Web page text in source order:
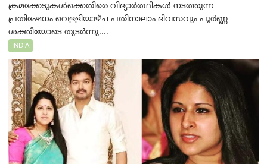
ക്രമക്കേടുകൾക്കെതിരെ വിദ്യാർത്ഥികൾ നടത്തുന്ന
പ്രതിഷേധം വെള്ളിയാഴ്ച പതിനാലാം ദിവസവും പൂർണ്ണ
ശക്തിയോടെ തുടർന്നു....
INDIA